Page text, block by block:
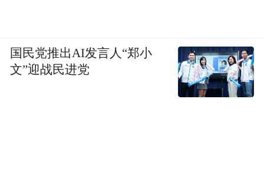
国民党推出AI发言人“郑小
文”迎战民进党